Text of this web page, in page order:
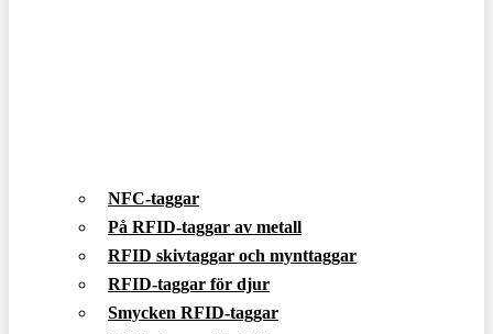
NFC-taggar
På RFID-taggar av metall
RFID skivtaggar och mynttaggar
RFID-taggar för djur
Smycken RFID-taggar